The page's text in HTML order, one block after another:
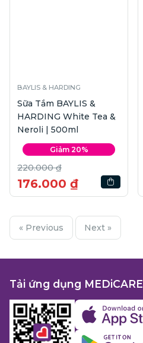
BAYLIS & HARDING
Sữa Tắm BAYLIS &
HARDING White Tea &
Neroli | 500ml
Giảm 20%
220.000 ₫
176.000 ₫
« Previous Next »
Tải ứng dụng MEDiCARE